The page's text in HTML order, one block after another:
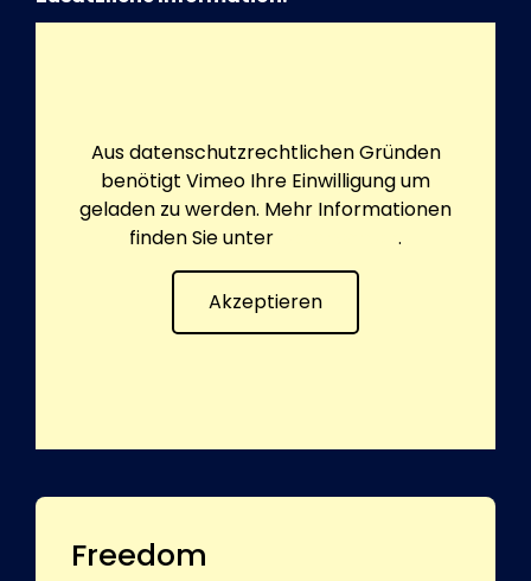
Aus datenschutzrechtlichen Gründen
benötigt Vimeo Ihre Einwilligung um
geladen zu werden. Mehr Informationen
finden Sie unter
.
Akzeptieren
Freedom